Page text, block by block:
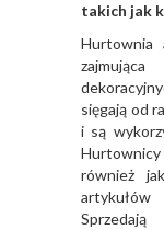
takich jak
Hurtownia
sięgają od
i są
również